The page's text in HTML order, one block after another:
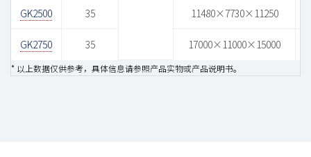
GK2500 35 11480×7730×11250
GK2750 35 17000×11000×15000
* 以上数据仅供参考，具体信息请参照产品实物或产品说明书。